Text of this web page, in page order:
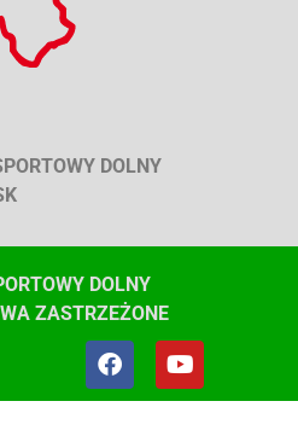
DOLNY
DOLNY
ZASTRZEŻONE